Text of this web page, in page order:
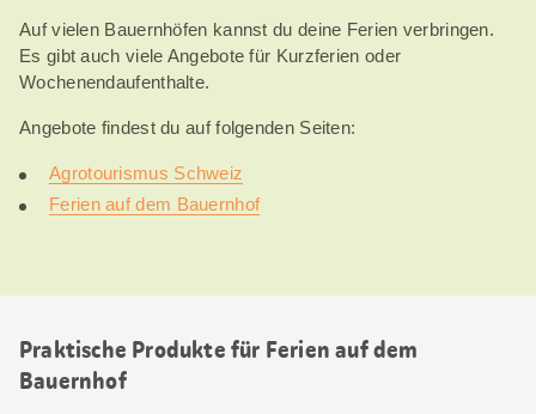
Auf vielen Bauernhöfen kannst du deine Ferien verbringen.
Es gibt auch viele Angebote für Kurzferien oder
Wochenendaufenthalte.
Angebote findest du auf folgenden Seiten:
Agrotourismus Schweiz
Ferien auf dem Bauernhof
Praktische Produkte für Ferien auf dem
Bauernhof